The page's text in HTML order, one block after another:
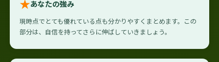
★あなたの強み
現時点でとても優れている点も分かりやすくまとめます。この
部分は、自信を持ってさらに伸ばしていきましょう。